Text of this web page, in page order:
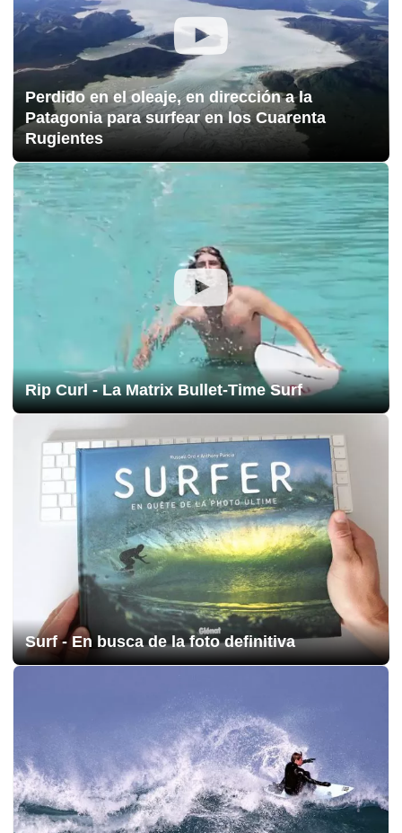
Perdido en el oleaje, en dirección a la
Patagonia para surfear en los Cuarenta
Rugientes
Rip Curl - La Matrix Bullet-Time Surf
Surf - En busca de la foto definitiva